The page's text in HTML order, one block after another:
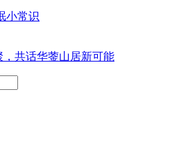
小常识
共话华蓥山居新可能